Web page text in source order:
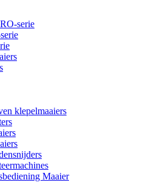
serie
klepelmaaiers
Maaier